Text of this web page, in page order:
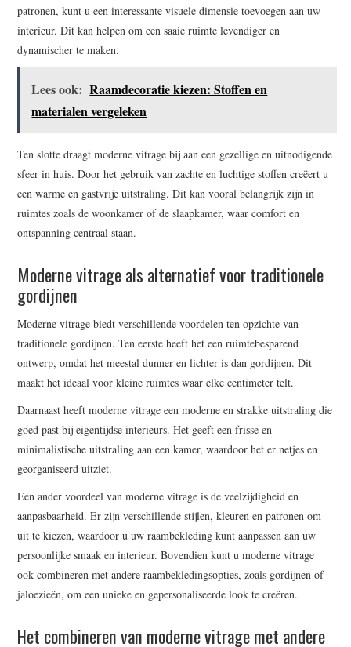
patronen, kunt u een interessante visuele dimensie toevoegen aan uw
interieur. Dit kan helpen om een saaie ruimte levendiger en
dynamischer te maken.
Lees ook: Raamdecoratie kiezen: Stoffen en
materialen vergeleken
Ten slotte draagt moderne vitrage bij aan een gezellige en uitnodigende
sfeer in huis. Door het gebruik van zachte en luchtige stoffen creëert u
een warme en gastvrije uitstraling. Dit kan vooral belangrijk zijn in
ruimtes zoals de woonkamer of de slaapkamer, waar comfort en
ontspanning centraal staan.
Moderne vitrage als alternatief voor traditionele
gordijnen
Moderne vitrage biedt verschillende voordelen ten opzichte van
traditionele gordijnen. Ten eerste heeft het een ruimtebesparend
ontwerp, omdat het meestal dunner en lichter is dan gordijnen. Dit
maakt het ideaal voor kleine ruimtes waar elke centimeter telt.
Daarnaast heeft moderne vitrage een moderne en strakke uitstraling die
goed past bij eigentijdse interieurs. Het geeft een frisse en
minimalistische uitstraling aan een kamer, waardoor het er netjes en
georganiseerd uitziet.
Een ander voordeel van moderne vitrage is de veelzijdigheid en
aanpasbaarheid. Er zijn verschillende stijlen, kleuren en patronen om
uit te kiezen, waardoor u uw raambekleding kunt aanpassen aan uw
persoonlijke smaak en interieur. Bovendien kunt u moderne vitrage
ook combineren met andere raambekledingsopties, zoals gordijnen of
jaloezieën, om een unieke en gepersonaliseerde look te creëren.
Het combineren van moderne vitrage met andere